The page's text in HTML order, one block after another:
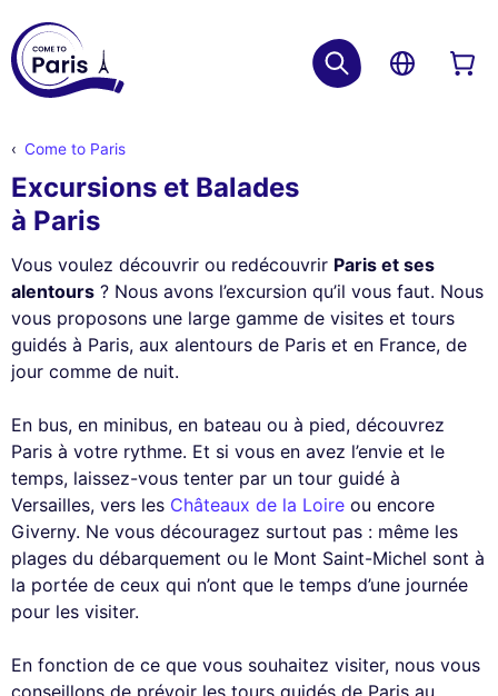
Come to Paris
Excursions et Balades
à Paris
Vous voulez découvrir ou redécouvrir Paris et ses
alentours ? Nous avons l’excursion qu’il vous faut. Nous
vous proposons une large gamme de visites et tours
guidés à Paris, aux alentours de Paris et en France, de
jour comme de nuit.
En bus, en minibus, en bateau ou à pied, découvrez
Paris à votre rythme. Et si vous en avez l’envie et le
temps, laissez-vous tenter par un tour guidé à
Versailles, vers les Châteaux de la Loire ou encore
Giverny. Ne vous découragez surtout pas : même les
plages du débarquement ou le Mont Saint-Michel sont à
la portée de ceux qui n’ont que le temps d’une journée
pour les visiter.
En fonction de ce que vous souhaitez visiter, nous vous